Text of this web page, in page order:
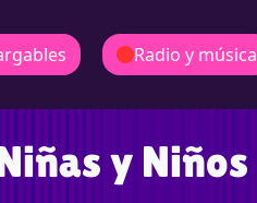
Radio y música
y Niños